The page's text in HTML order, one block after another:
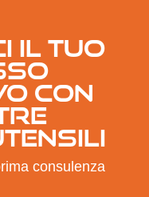
IL TUO
CON
consulenza